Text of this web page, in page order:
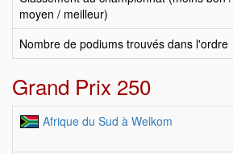
moyen / meilleur)
Nombre de podiums trouvés dans l'ordre
Grand Prix 250
Afrique du Sud à Welkom